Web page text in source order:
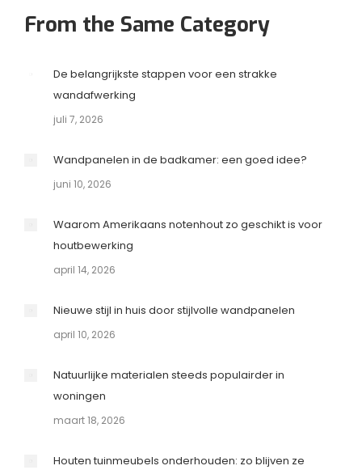
From the Same Category
De belangrijkste stappen voor een strakke
wandafwerking
juli 7, 2026
Wandpanelen in de badkamer: een goed idee?
juni 10, 2026
Waarom Amerikaans notenhout zo geschikt is voor
houtbewerking
april 14, 2026
Nieuwe stijl in huis door stijlvolle wandpanelen
april 10, 2026
Natuurlijke materialen steeds populairder in
woningen
maart 18, 2026
Houten tuinmeubels onderhouden: zo blijven ze